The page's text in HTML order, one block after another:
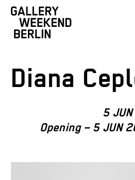
Diana
5
Opening – 5 JUN